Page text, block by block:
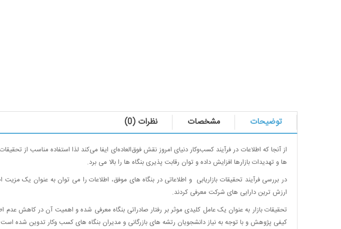
توضیحات مشخصات نظرات (0)
از آنجا که اطلاعات در فرآیند کسب‌وکار دنیای امروز نقش فوق‌العاده‌ای ایفا می‌کند لذا استفاده مناسب از
ها و تهدیدات بازارها افزایش داده و توان رقابت پذیری بنگاه ها را بالا می برد.
در بررسی فرآیند تحقیقات بازاریابی و اطلاعاتی در بنگاه های موفق، اطلاعات را می توان به عنوان یک
ارزش ترین دارایی های شرکت معرفی کردند.
تحقیقات بازار به عنوان یک عامل کلیدی موثر بر رفتار صادراتی بنگاه معرفی شده و اهمیت آن در کاهش
کیفی پژوهش و با توجه به نیاز دانشجویان رتشه های بازرگانی و مدیران بنگاه های کسب وکار تدوین شده